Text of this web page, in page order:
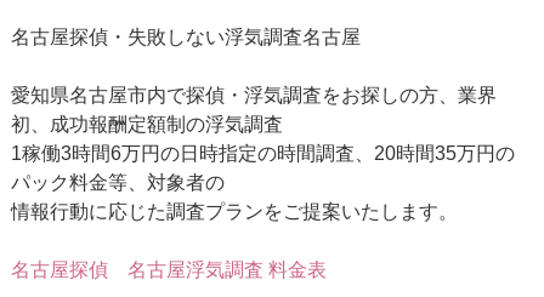
名古屋探偵・失敗しない浮気調査名古屋
愛知県名古屋市内で探偵・浮気調査をお探しの方、業界
初、成功報酬定額制の浮気調査
1稼働3時間6万円の日時指定の時間調査、20時間35万円の
パック料金等、対象者の
情報行動に応じた調査プランをご提案いたします。
名古屋探偵名古屋浮気調査 料金表